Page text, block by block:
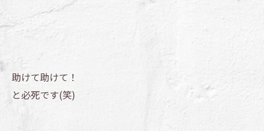
助けて助けて！
と必死です(笑)